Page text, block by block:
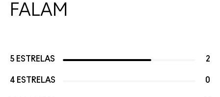
FALAM
5 ESTRELAS 2
4 ESTRELAS 0